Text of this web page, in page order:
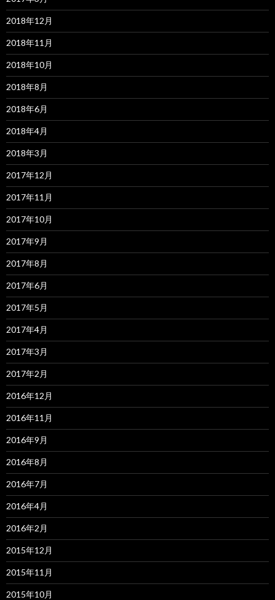
2018年12月
2018年11月
2018年10月
2018年8月
2018年6月
2018年4月
2018年3月
2017年12月
2017年11月
2017年10月
2017年9月
2017年8月
2017年6月
2017年5月
2017年4月
2017年3月
2017年2月
2016年12月
2016年11月
2016年9月
2016年8月
2016年7月
2016年4月
2016年2月
2015年12月
2015年11月
2015年10月